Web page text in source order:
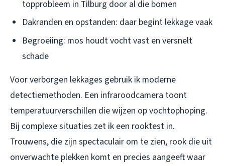
topprobleem in Tilburg door al die bomen
Dakranden en opstanden: daar begint lekkage vaak
Begroeiing: mos houdt vocht vast en versnelt
schade
Voor verborgen lekkages gebruik ik moderne
detectiemethoden. Een infraroodcamera toont
temperatuurverschillen die wijzen op vochtophoping.
Bij complexe situaties zet ik een rooktest in.
Trouwens, die zijn spectaculair om te zien, rook die uit
onverwachte plekken komt en precies aangeeft waar